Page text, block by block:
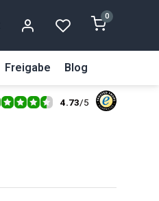
0
Freigabe Blog
4.73/5